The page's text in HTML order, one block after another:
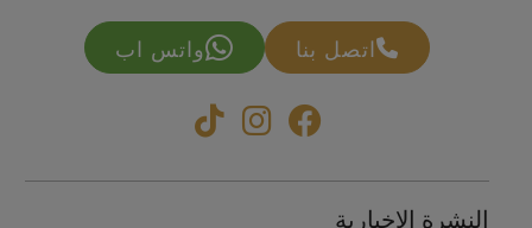
اتصل بنا واتس اب
النشرة الإخبارية